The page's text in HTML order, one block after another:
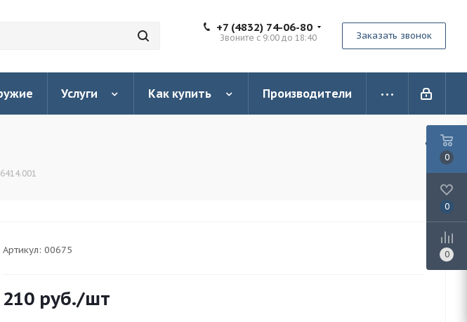
+7 (4832) 74-06-80
Звоните с 9:00 до 18:40 Заказать звонок
Услуги Как купить Производители
Артикул: 00675
210 руб./шт
0
0
0